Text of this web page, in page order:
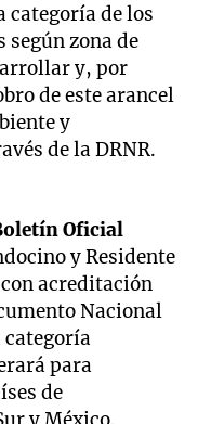
categoría de los
zona de
y, por
de este arancel
y
de la DRNR.
Oficial
y Residente
acreditación
Nacional
para
de